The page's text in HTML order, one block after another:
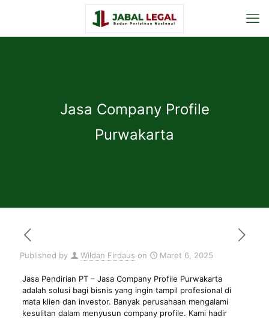
Jasa Company Profile
Purwakarta
Published by Wildan Firdaus on Maret 6, 2025
Jasa Pendirian PT– Jasa Company Profile Purwakarta
adalah solusi bagi bisnis yang ingin tampil profesional di
mata klien dan investor. Banyak perusahaan mengalami
kesulitan dalam menyusun company profile. Kami hadir